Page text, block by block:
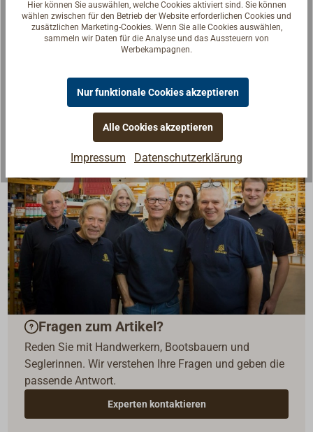
Lieferung inklusive großer, polierter Halbmondplatte
(70 x 25 mm).
Fragen zum Artikel?
Reden Sie mit Handwerkern, Bootsbauern und
Seglerinnen. Wir verstehen Ihre Fragen und geben die
passende Antwort.
Experten kontaktieren
Hier können Sie auswählen, welche Cookies aktiviert sind. Sie können
wählen zwischen für den Betrieb der Website erforderlichen Cookies und
zusätzlichen Marketing-Cookies. Wenn Sie alle Cookies auswählen,
sammeln wir Daten für die Analyse und das Aussteuern von
Werbekampagnen.
Nur funktionale Cookies akzeptieren
Alle Cookies akzeptieren
Impressum Datenschutzerklärung